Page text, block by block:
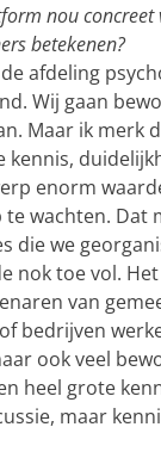
nou
betekenen?
afdeling
Wij gaan
Maar ik merk
kennis,
enorm
wachten. Dat
die we
nok toe vol.
van
bedrijven
ook veel
heel grote
maar